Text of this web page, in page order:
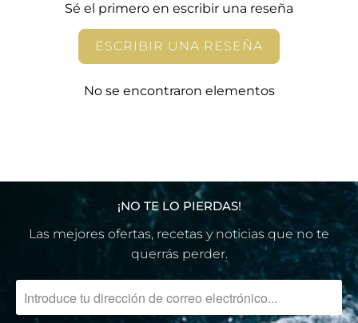
Sé el primero en escribir una reseña
ESCRIBIR UNA RESEÑA
No se encontraron elementos
¡NO TE LO PIERDAS!
Las mejores ofertas, recetas y noticias que no te
querrás perder.